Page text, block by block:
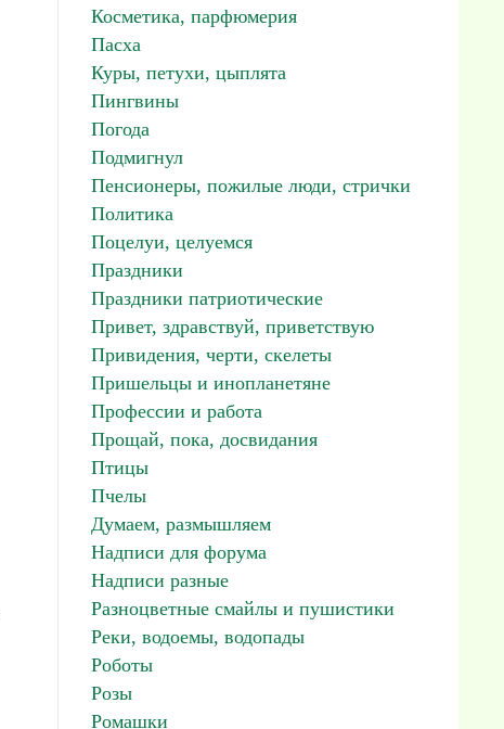
Косметика, парфюмерия
Пасха
Куры, петухи, цыплята
Пингвины
Погода
Подмигнул
Пенсионеры, пожилые люди, стрички
Политика
Поцелуи, целуемся
Праздники
Праздники патриотические
Привет, здравствуй, приветствую
Привидения, черти, скелеты
Пришельцы и инопланетяне
Профессии и работа
Прощай, пока, досвидания
Птицы
Пчелы
Думаем, размышляем
Надписи для форума
Надписи разные
Разноцветные смайлы и пушистики
Реки, водоемы, водопады
Роботы
Розы
Ромашки